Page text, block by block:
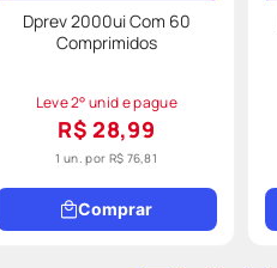
Dprev 2000ui Com 60
Comprimidos
Leve 2° unid e pague
R$ 28,99
1 un. por R$ 76,81
Comprar